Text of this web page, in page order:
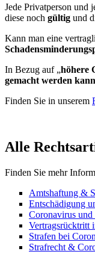
Jede Privatperson und
diese noch gültig und
Kann man eine
In Bezug auf „höhere
gemacht werden kann
Finden Sie in unserem
Alle
Finden Sie mehr
Amtshaftung &
Entschädigung
Coronavirus und
Vertragsrücktritt
Strafen bei
Strafrecht &